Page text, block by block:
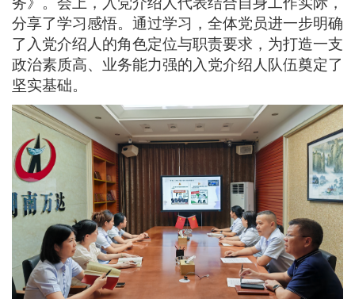
分享了学习感悟。通过学习，全体党员进一步明确
了入党介绍人的角色定位与职责要求，为打造一支
政治素质高、业务能力强的入党介绍人队伍奠定了
坚实基础。